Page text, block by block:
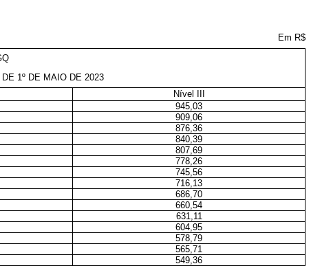
Em R$
1º DE MAIO DE 2023
Nível III
945,03
909,06
876,36
840,39
807,69
778,26
745,56
716,13
686,70
660,54
631,11
604,95
578,79
565,71
549,36